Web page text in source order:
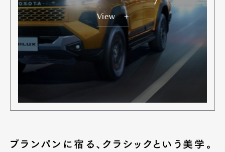
View
ブランパンに宿る、クラシックという美学。